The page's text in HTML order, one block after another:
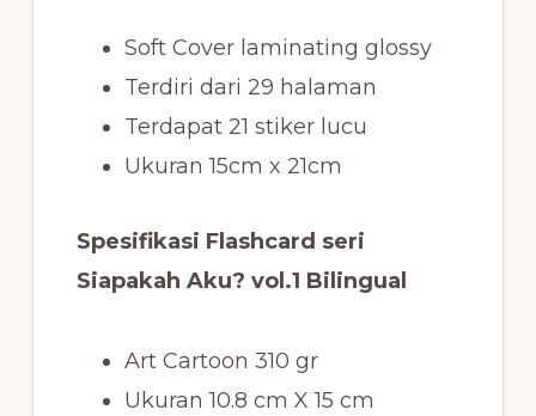
Soft Cover laminating glossy
Terdiri dari 29 halaman
Terdapat 21 stiker lucu
Ukuran 15cm x 21cm
Spesifikasi Flashcard seri
Siapakah Aku? vol.1 Bilingual
Art Cartoon 310 gr
Ukuran 10.8 cm X 15 cm